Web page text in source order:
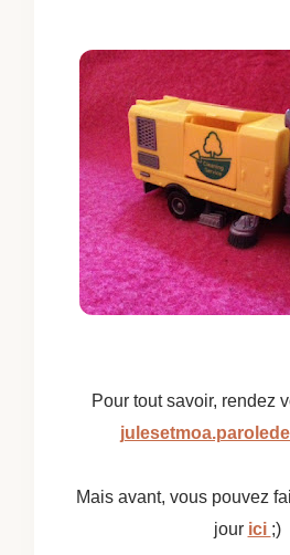
Pour tout savoir, rendez
Mais avant, vous pouvez
jour ici ;)